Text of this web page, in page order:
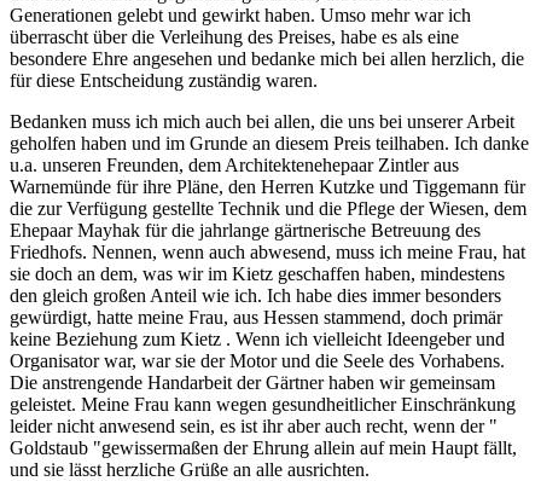
Generationen gelebt und gewirkt haben. Umso mehr war ich
überrascht über die Verleihung des Preises, habe es als eine
besondere Ehre angesehen und bedanke mich bei allen herzlich, die
für diese Entscheidung zuständig waren.
Bedanken muss ich mich auch bei allen, die uns bei unserer Arbeit
geholfen haben und im Grunde an diesem Preis teilhaben. Ich danke
u.a. unseren Freunden, dem Architektenehepaar Zintler aus
Warnemünde für ihre Pläne, den Herren Kutzke und Tiggemann für
die zur Verfügung gestellte Technik und die Pflege der Wiesen, dem
Ehepaar Mayhak für die jahrlange gärtnerische Betreuung des
Friedhofs. Nennen, wenn auch abwesend, muss ich meine Frau, hat
sie doch an dem, was wir im Kietz geschaffen haben, mindestens
den gleich großen Anteil wie ich. Ich habe dies immer besonders
gewürdigt, hatte meine Frau, aus Hessen stammend, doch primär
keine Beziehung zum Kietz . Wenn ich vielleicht Ideengeber und
Organisator war, war sie der Motor und die Seele des Vorhabens.
Die anstrengende Handarbeit der Gärtner haben wir gemeinsam
geleistet. Meine Frau kann wegen gesundheitlicher Einschränkung
leider nicht anwesend sein, es ist ihr aber auch recht, wenn der "
Goldstaub "gewissermaßen der Ehrung allein auf mein Haupt fällt,
und sie lässt herzliche Grüße an alle ausrichten.